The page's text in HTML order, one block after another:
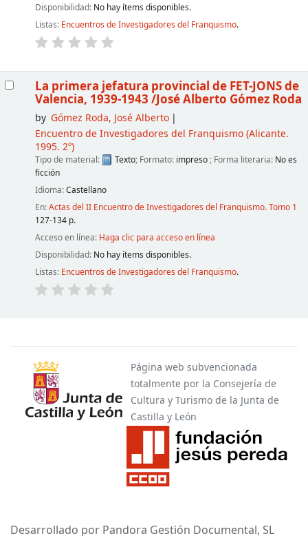
Disponibilidad: No hay ítems disponibles.
Listas: Encuentros de Investigadores del Franquismo.
La primera jefatura provincial de FET-JONS de
Valencia, 1939-1943 /José Alberto Gómez Roda
by Gómez Roda, José Alberto
Encuentro de Investigadores del Franquismo(Alicante.
1995. 2º)
Tipo de material: Texto; Formato: impreso ; Forma literaria: No es
ficción
Idioma:Castellano
En:Actas del II Encuentro de Investigadores del Franquismo. Tomo 1
127-134 p.
Acceso en línea: Haga clic para acceso en línea
Disponibilidad: No hay ítems disponibles.
Listas: Encuentros de Investigadores del Franquismo.
Página web subvencionada
totalmente por la Consejería de
Cultura y Turismo de la Junta de
Castilla y León
Desarrollado por Pandora Gestión Documental, SL